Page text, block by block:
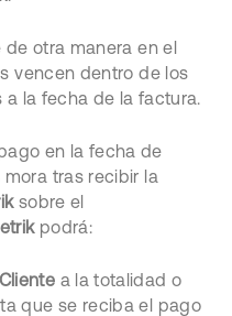
otra manera en el
vencen dentro de los
la fecha de la factura.
en la fecha de
tras recibir la
sobre el
podrá:
Cliente a la totalidad o
que se reciba el pago